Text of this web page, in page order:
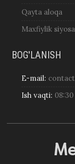
Qayta aloqa
Maxfiylik
BOG'LANISH
E-mail:
Ish vaqti: